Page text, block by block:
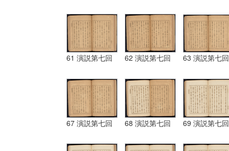
61 演説第七回 62 演説第七回 63 演説第七回
67 演説第七回 68 演説第七回 69 演説第七回